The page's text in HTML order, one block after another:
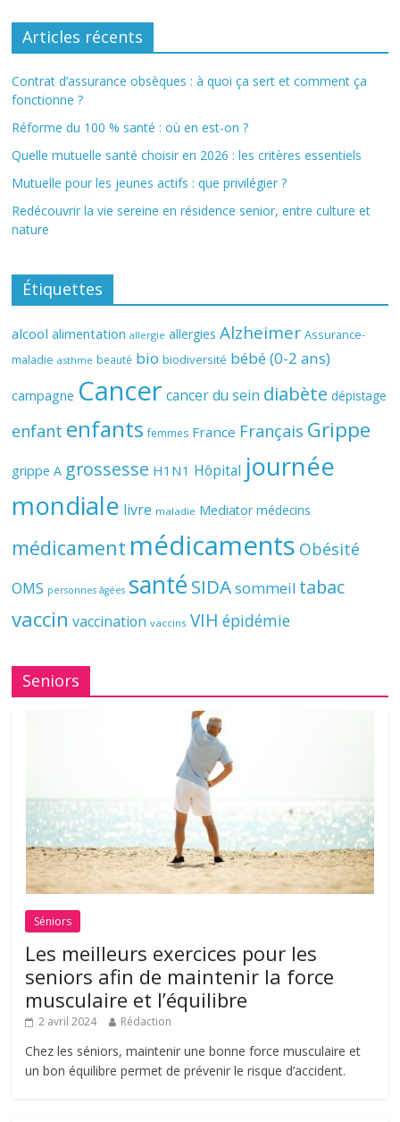
Articles récents
Contrat d’assurance obsèques : à quoi ça sert et comment ça
fonctionne ?
Réforme du 100 % santé : où en est-on ?
Quelle mutuelle santé choisir en 2026 : les critères essentiels
Mutuelle pour les jeunes actifs : que privilégier ?
Redécouvrir la vie sereine en résidence senior, entre culture et
nature
Étiquettes
alcool alimentation allergie allergies Alzheimer Assurance-
maladie asthme beauté bio biodiversité bébé (0-2 ans)
campagne Cancer cancer du sein diabète dépistage
enfant enfants femmes France Français Grippe
grippe A grossesse H1N1 Hôpital journée
mondiale livre maladie Mediator médecins
médicament médicaments Obésité
OMS personnes âgées santé SIDAsommeil tabac
vaccin vaccination vaccins VIH épidémie
Seniors
Séniors
Les meilleurs exercices pour les
seniors afin de maintenir la force
musculaire et l’équilibre
2 avril 2024 Rédaction
Chez les séniors, maintenir une bonne force musculaire et
un bon équilibre permet de prévenir le risque d’accident.